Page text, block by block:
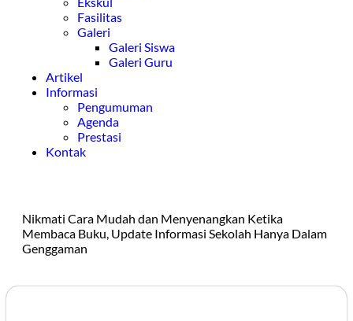
Fasilitas
Galeri
Galeri Siswa
Galeri Guru
Artikel
Informasi
Pengumuman
Agenda
Prestasi
Kontak
Nikmati Cara Mudah dan Menyenangkan Ketika
Membaca Buku, Update Informasi Sekolah Hanya Dalam
Genggaman